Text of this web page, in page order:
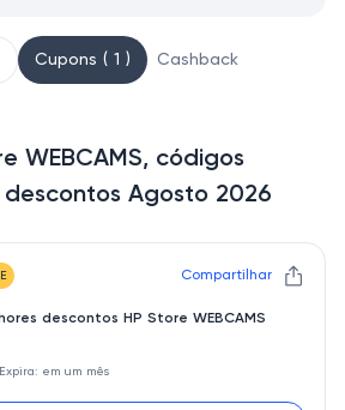
Cupons ( 1 ) Cashback
WEBCAMS, códigos
Agosto 2026
Compartilhar
descontos HP Store WEBCAMS
Expira: em um mês